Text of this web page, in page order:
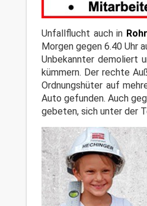
Unfallflucht auch in
Morgen gegen 6.40 Uhr
Unbekannter demoliert
kümmern. Der rechte
Ordnungshüter auf
Auto gefunden. Auch
gebeten, sich unter der